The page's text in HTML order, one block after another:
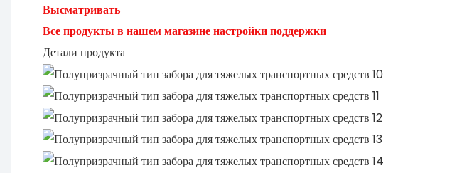
Высматривать
Все продукты в нашем магазине настройки поддержки
Детали продукта